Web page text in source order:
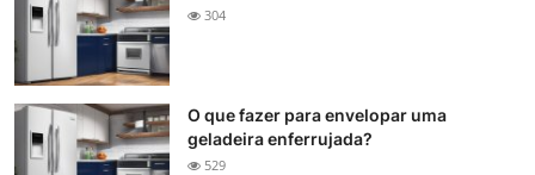
304
O que fazer para envelopar uma
geladeira enferrujada?
529